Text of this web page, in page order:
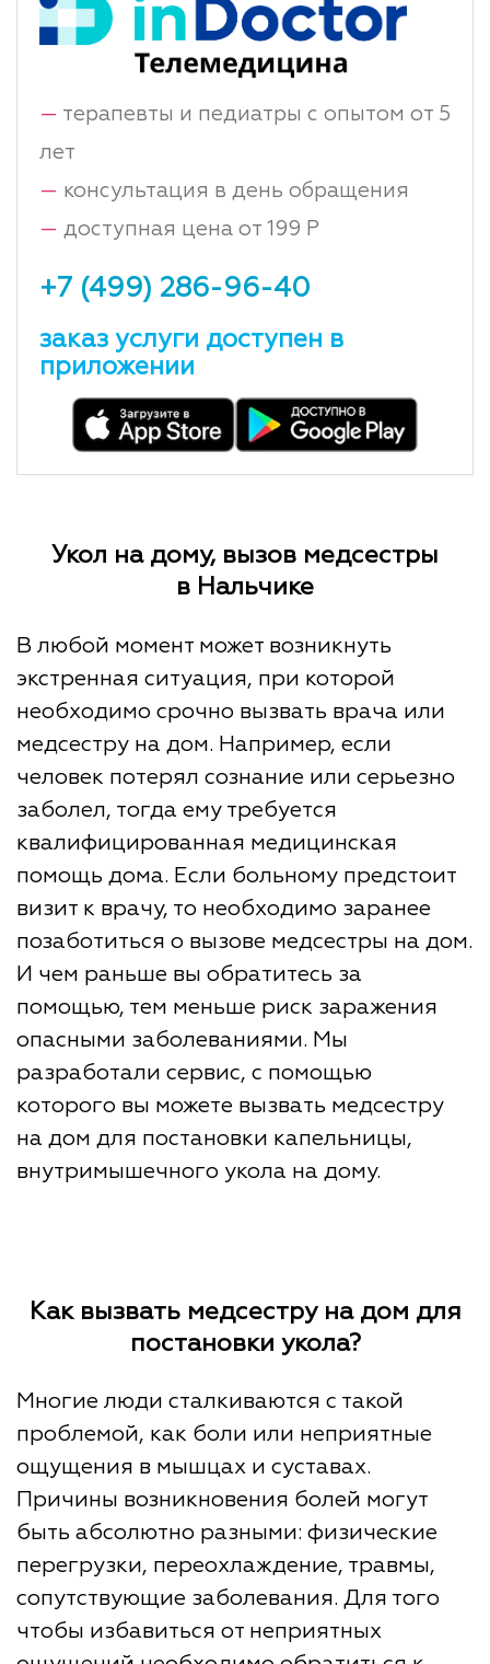
— терапевты и педиатры с опытом от 5
лет
— консультация в день обращения
— доступная цена от 199 Р
+7 (499) 286-96-40
заказ услуги доступен в
приложении
Укол на дому, вызов медсестры
в Нальчике
В любой момент может возникнуть
экстренная ситуация, при которой
необходимо срочно вызвать врача или
медсестру на дом. Например, если
человек потерял сознание или серьезно
заболел, тогда ему требуется
квалифицированная медицинская
помощь дома. Если больному предстоит
визит к врачу, то необходимо заранее
позаботиться о вызове медсестры на дом.
И чем раньше вы обратитесь за
помощью, тем меньше риск заражения
опасными заболеваниями. Мы
разработали сервис, с помощью
которого вы можете вызвать медсестру
на дом для постановки капельницы,
внутримышечного укола на дому.
Как вызвать медсестру на дом для
постановки укола?
Многие люди сталкиваются с такой
проблемой, как боли или неприятные
ощущения в мышцах и суставах.
Причины возникновения болей могут
быть абсолютно разными: физические
перегрузки, переохлаждение, травмы,
сопутствующие заболевания. Для того
чтобы избавиться от неприятных